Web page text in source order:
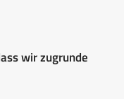
wir zugrunde